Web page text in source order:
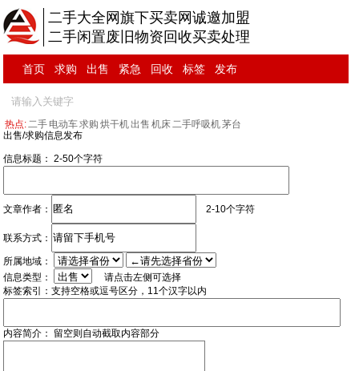
二手大全网旗下买卖网诚邀加盟
二手闲置废旧物资回收买卖处理
首页 求购 出售 紧急 回收 标签 发布
热点:二手 电动车求购 烘干机出售 机床二手呼吸机茅台
出售/求购信息发布
信息标题：2-50个字符
文章作者： 2-10个字符
联系方式：
所属地域：
信息类型：
请点击左侧可选择
标签索引：支持空格或逗号区分，11个汉字以内
内容简介： 留空则自动截取内容部分